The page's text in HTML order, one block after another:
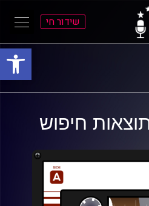
פתח
שידור חי
חיפוש